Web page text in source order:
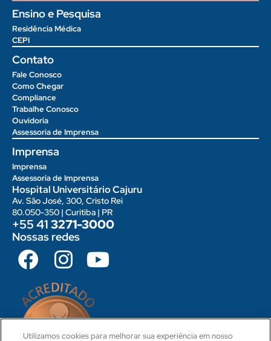
Ensino e Pesquisa
Residência Médica
CEPI
Contato
Fale Conosco
Como Chegar
Compliance
Trabalhe Conosco
Ouvidoria
Assessoria de Imprensa
Imprensa
Imprensa
Assessoria de Imprensa
Hospital Universitário Cajuru
Av. São José, 300, Cristo Rei
80.050-350 | Curitiba | PR
+55 413271-3000
Nossas redes
Utilizamos cookies para melhorar sua experiência em nosso